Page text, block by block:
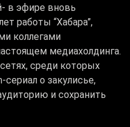
в эфире вновь
работы “Хабара”,
коллегами
медиахолдинга.
среди которых
сериал о закулисье,
и сохранить